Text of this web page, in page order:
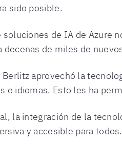
sido posible.
soluciones de IA de Azure
decenas de miles de
aprovechó la
e idiomas. Esto les ha
la integración de la
y accesible para todos.